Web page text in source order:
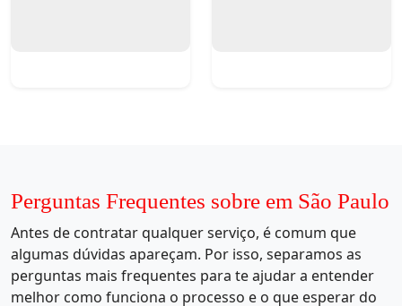
Perguntas Frequentes sobre em São Paulo
Antes de contratar qualquer serviço, é comum que
algumas dúvidas apareçam. Por isso, separamos as
perguntas mais frequentes para te ajudar a entender
melhor como funciona o processo e o que esperar do